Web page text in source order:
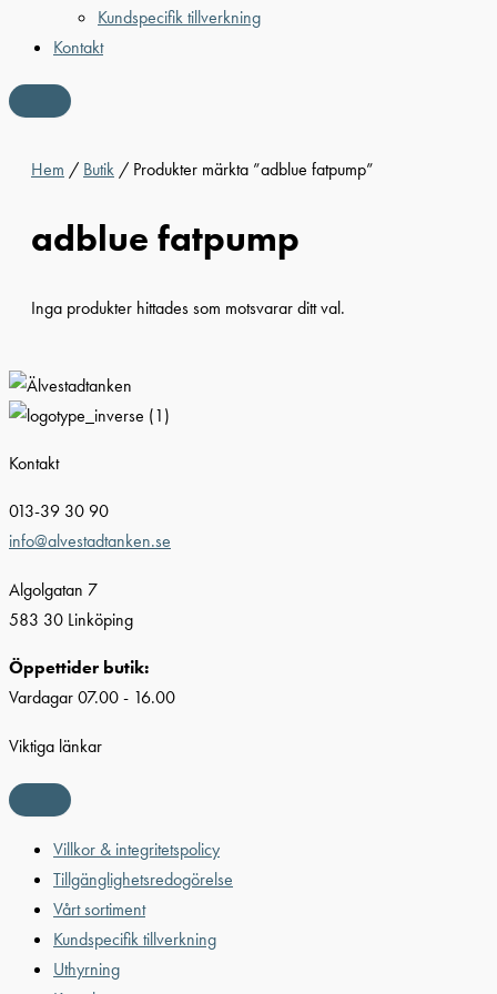
Kundspecifik tillverkning
Kontakt
Hem / Butik / Produkter märkta ”adblue fatpump”
adblue fatpump
Inga produkter hittades som motsvarar ditt val.
Kontakt
013-39 30 90
info@alvestadtanken.se
Algolgatan 7
583 30 Linköping
Öppettider butik:
Vardagar 07.00 - 16.00
Viktiga länkar
Villkor & integritetspolicy
Tillgänglighetsredogörelse
Vårt sortiment
Kundspecifik tillverkning
Uthyrning